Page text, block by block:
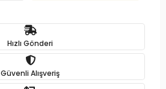
Hızlı Gönderi
Güvenli Alışveriş